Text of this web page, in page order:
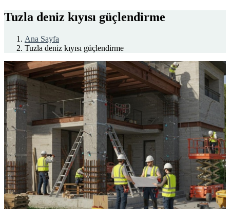
Tuzla deniz kıyısı güçlendirme
Ana Sayfa
Tuzla deniz kıyısı güçlendirme